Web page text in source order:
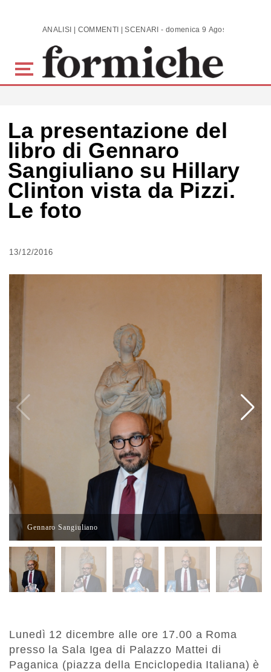
Skip to main content ANALISI | COMMENTI | SCENARI - domenica 9 Agosto 2026
La presentazione del
libro di Gennaro
Sangiuliano su Hillary
Clinton vista da Pizzi.
Le foto
13/12/2016
Gennaro Sangiuliano
Lunedì 12 dicembre alle ore 17.00 a Roma
presso la Sala Igea di Palazzo Mattei di
Paganica (piazza della Enciclopedia Italiana) è